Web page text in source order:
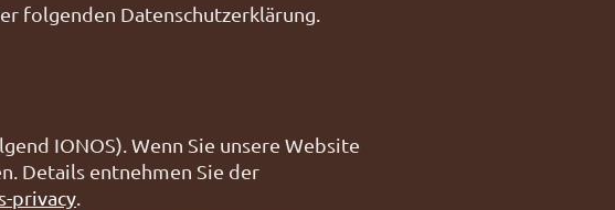
folgenden Datenschutzerklärung.
IONOS). Wenn Sie unsere Website
Details entnehmen Sie der
privacy